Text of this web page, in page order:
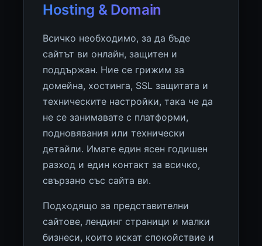
Hosting & Domain
Всичко необходимо, за да бъде
сайтът ви онлайн, защитен и
поддържан. Ние се грижим за
домейна, хостинга, SSL защитата и
техническите настройки, така че да
не се занимавате с платформи,
подновявания или технически
детайли. Имате един ясен годишен
разход и един контакт за всичко,
свързано със сайта ви.
Подходящо за представителни
сайтове, лендинг страници и малки
бизнеси, които искат спокойствие и